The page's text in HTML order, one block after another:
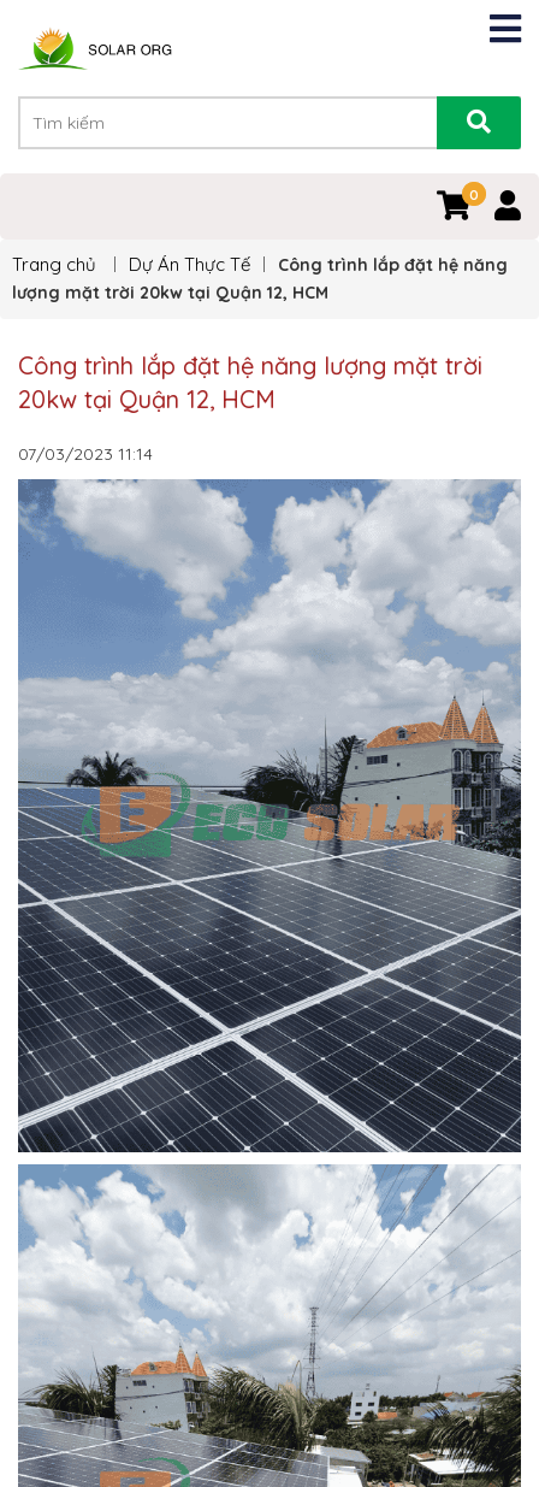
0
0
Trang chủ Dự Án Thực Tế
Công trình lắp đặt hệ năng
lượng mặt trời 20kw tại Quận 12, HCM
Công trình lắp đặt hệ năng lượng mặt trời
20kw tại Quận 12, HCM
07/03/2023 11:14